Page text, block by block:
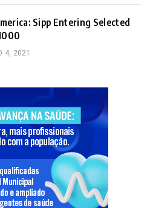
Sipp Entering Selected
4, 2021